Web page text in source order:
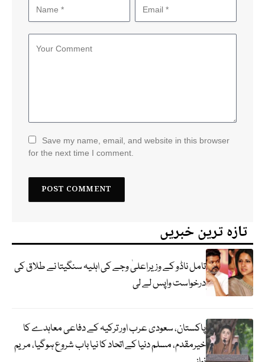
Save my name, email, and website in this browser
for the next time I comment.
تازہ ترین خبریں
تامل ناڈو کے وزیراعلیٰ وجے کی اہلیہ سنگیتا نے طلاق کی
درخواست واپس لے لی
پاکستان، سعودی عرب اور ترکیہ کے دفاعی معاہدے کا
خیرمقدم، مسلم دنیا کے اتحاد کا نیا باب شروع ہوگیا، مریم